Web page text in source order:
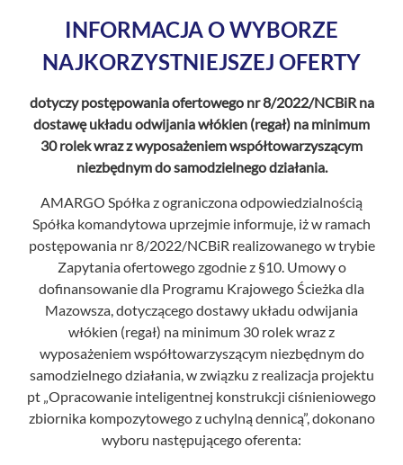
INFORMACJA O WYBORZE
NAJKORZYSTNIEJSZEJ OFERTY
dotyczy postępowania ofertowego nr 8/2022/NCBiR na
dostawę układu odwijania włókien (regał) na minimum
30 rolek wraz z wyposażeniem współtowarzyszącym
niezbędnym do samodzielnego działania.
AMARGO Spółka z ograniczona odpowiedzialnością
Spółka komandytowa uprzejmie informuje, iż w ramach
postępowania nr 8/2022/NCBiR realizowanego w trybie
Zapytania ofertowego zgodnie z §10. Umowy o
dofinansowanie dla Programu Krajowego Ścieżka dla
Mazowsza, dotyczącego dostawy układu odwijania
włókien (regał) na minimum 30 rolek wraz z
wyposażeniem współtowarzyszącym niezbędnym do
samodzielnego działania, w związku z realizacja projektu
pt „Opracowanie inteligentnej konstrukcji ciśnieniowego
zbiornika kompozytowego z uchylną dennicą”, dokonano
wyboru następującego oferenta: